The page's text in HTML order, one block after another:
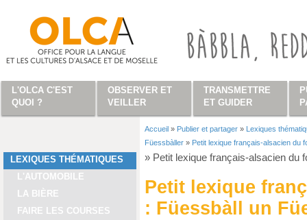
LEXIQUES THÉMATIQUES
L'AUTOMOBILE
LA BIÈRE
FAIRE LES COURSES
Vous êtes ici
Accueil » Publier et partager » Lexiques
Füessbàller » Petit lexique français-alsacien du
» Petit lexique français-alsacien du
Petit lexique
: Füessbàll un
L'OLCA C'EST
QUOI ?
OBSERVER ET
VEILLER
TRANSMETTRE
ET GUIDER